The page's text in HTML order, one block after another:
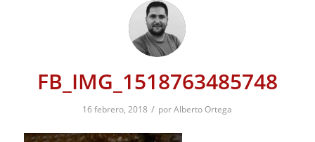
FB_IMG_1518763485748
16 febrero, 2018 / porAlberto Ortega